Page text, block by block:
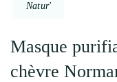
Natur'
Masque
chèvre